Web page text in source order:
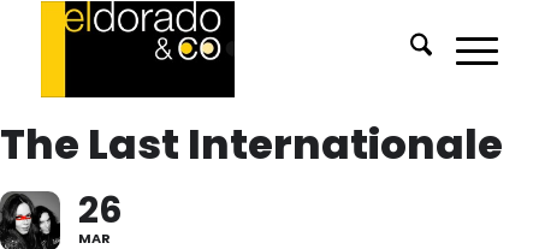
The Last Internationale
26
MAR